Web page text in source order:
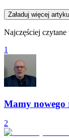
Załaduj więcej
Najczęściej
1
Mamy nowego
2